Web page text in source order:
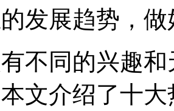
发展趋势，
不同的兴趣
文介绍了十